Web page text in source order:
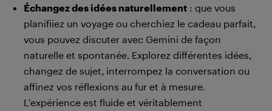
Échangez des idées naturellement : que vous
planifiiez un voyage ou cherchiez le cadeau parfait,
vous pouvez discuter avec Gemini de façon
naturelle et spontanée. Explorez différentes idées,
changez de sujet, interrompez la conversation ou
affinez vos réflexions au fur et à mesure.
L’expérience est fluide et véritablement